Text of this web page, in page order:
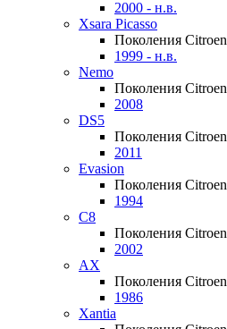
2000 - н.в.
Xsara Picasso
Поколения
1999 - н.в.
Nemo
Поколения
2008
DS5
Поколения
2011
Evasion
Поколения
1994
C8
Поколения
2002
AX
Поколения
1986
Xantia